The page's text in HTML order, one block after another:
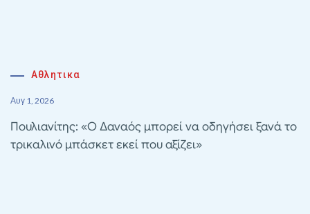
Αθλητικα
Αυγ 1, 2026
Πουλιανίτης: «Ο Δαναός μπορεί να οδηγήσει ξανά το
τρικαλινό μπάσκετ εκεί που αξίζει»